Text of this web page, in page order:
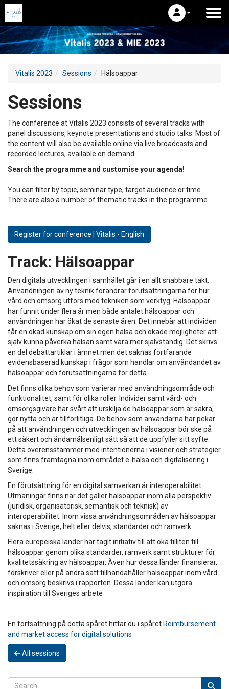
Vitalis 2023 Sessions Hälsoappar
Sessions
The conference at Vitalis 2023 consists of several tracks with
panel discussions, keynote presentations and studio talks. Most of
the content will also be available online via live broadcasts and
recorded lectures, available on demand.
Search the programme and customise your agenda!
You can filter by topic, seminar type, target audience or time.
There are also a number of thematic tracks in the programme.
Register for conference | Vitalis - English
Track: Hälsoappar
Den digitala utvecklingen i samhället går i en allt snabbare takt.
Användningen av ny teknik förändrar förutsättningarna för hur
vård och omsorg utförs med tekniken som verktyg. Hälsoappar
har funnit under flera år men både antalet hälsoappar och
användningen har ökat de senaste åren. Det innebär att individen
får en ökad kunskap om sin egen hälsa och ökade möjligheter att
själv kunna påverka hälsan samt vara mer självständig. Det skrivs
en del debattartiklar i ämnet men det saknas fortfarande
evidensbaserad kunskap i frågor som handlar om användandet av
hälsoappar och förutsättningarna för detta.
Det finns olika behov som varierar med användningsområde och
funktionalitet, samt för olika roller. Individer samt vård- och
omsorgsgivare har svårt att urskilja de hälsoappar som är säkra,
gör nytta och är tillförlitliga. De behov som användarna har pekar
på att användningen och utvecklingen av hälsoappar bör ske på
ett säkert och ändamålsenligt sätt så att de uppfyller sitt syfte.
Detta överensstämmer med intentionerna i visioner och strategier
som finns framtagna inom området e-hälsa och digitalisering i
Sverige.
En förutsättning för en digital samverkan är interoperabilitet.
Utmaningar finns när det gäller hälsoappar inom alla perspektiv
(juridisk, organisatorisk, semantisk och teknisk) av
interoperabilitet. Inom vissa användningsområden av hälsoappar
saknas i Sverige, helt eller delvis, standarder och ramverk.
Flera europeiska länder har tagit initiativ till att öka tilliten till
hälsoappar genom olika standarder, ramverk samt strukturer för
kvalitetssäkring av hälsoappar. Även hur dessa länder finansierar,
förskriver eller på andra sätt tillhandahåller hälsoappar inom vård
och omsorg beskrivs i rapporten. Dessa länder kan utgöra
inspiration till Sveriges arbete
En fortsättning på detta spåret hittar du i spåret Reimbursement
and market access for digital solutions
All sessions